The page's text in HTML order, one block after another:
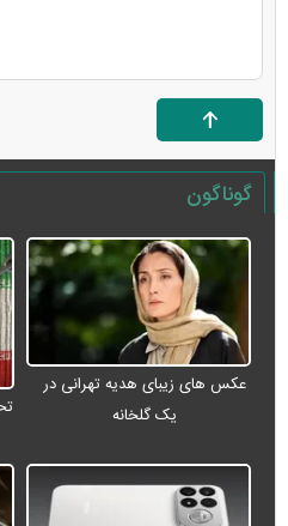
گوناگون
عکس های زیبای هدیه تهرانی در
یک گلخانه